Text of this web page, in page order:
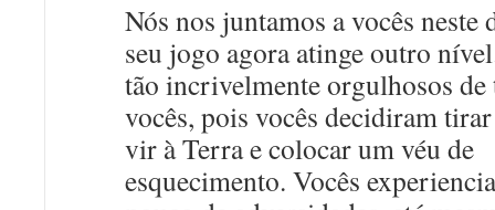
Nós nos juntamos a vocês neste
seu jogo agora atinge outro
tão incrivelmente orgulhosos de
vocês, pois vocês decidiram tirar
vir à Terra e colocar um véu de
esquecimento. Vocês